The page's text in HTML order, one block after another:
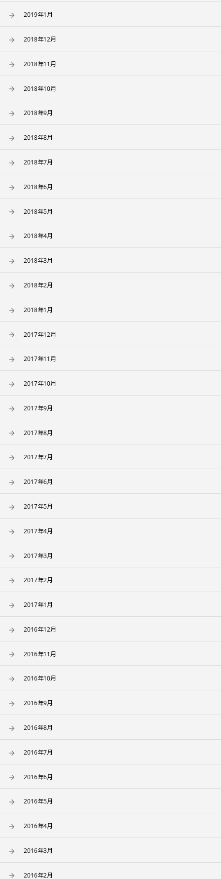
2019年1月
2018年12月
2018年11月
2018年10月
2018年9月
2018年8月
2018年7月
2018年6月
2018年5月
2018年4月
2018年3月
2018年2月
2018年1月
2017年12月
2017年11月
2017年10月
2017年9月
2017年8月
2017年7月
2017年6月
2017年5月
2017年4月
2017年3月
2017年2月
2017年1月
2016年12月
2016年11月
2016年10月
2016年9月
2016年8月
2016年7月
2016年6月
2016年5月
2016年4月
2016年3月
2016年2月